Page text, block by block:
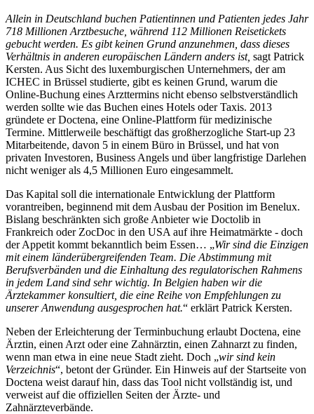
Allein in Deutschland buchen Patientinnen und Patienten jedes Jahr
718 Millionen Arztbesuche, während 112 Millionen Reisetickets
gebucht werden. Es gibt keinen Grund anzunehmen, dass dieses
Verhältnis in anderen europäischen Ländern anders ist, sagt Patrick
Kersten. Aus Sicht des luxemburgischen Unternehmers, der am
ICHEC in Brüssel studierte, gibt es keinen Grund, warum die
Online-Buchung eines Arzttermins nicht ebenso selbstverständlich
werden sollte wie das Buchen eines Hotels oder Taxis. 2013
gründete er Doctena, eine Online-Plattform für medizinische
Termine. Mittlerweile beschäftigt das großherzogliche Start-up 23
Mitarbeitende, davon 5 in einem Büro in Brüssel, und hat von
privaten Investoren, Business Angels und über langfristige Darlehen
nicht weniger als 4,5 Millionen Euro eingesammelt.
Das Kapital soll die internationale Entwicklung der Plattform
vorantreiben, beginnend mit dem Ausbau der Position im Benelux.
Bislang beschränkten sich große Anbieter wie Doctolib in
Frankreich oder ZocDoc in den USA auf ihre Heimatmärkte - doch
der Appetit kommt bekanntlich beim Essen… „Wir sind die Einzigen
mit einem länderübergreifenden Team. Die Abstimmung mit
Berufsverbänden und die Einhaltung des regulatorischen Rahmens
in jedem Land sind sehr wichtig. In Belgien haben wir die
Ärztekammer konsultiert, die eine Reihe von Empfehlungen zu
unserer Anwendung ausgesprochen hat.“ erklärt Patrick Kersten.
Neben der Erleichterung der Terminbuchung erlaubt Doctena, eine
Ärztin, einen Arzt oder eine Zahnärztin, einen Zahnarzt zu finden,
wenn man etwa in eine neue Stadt zieht. Doch „wir sind kein
Verzeichnis“, betont der Gründer. Ein Hinweis auf der Startseite von
Doctena weist darauf hin, dass das Tool nicht vollständig ist, und
verweist auf die offiziellen Seiten der Ärzte- und
Zahnärzteverbände.